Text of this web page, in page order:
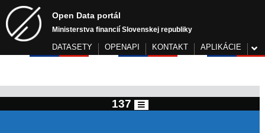
Open Data portál
Ministerstva financií Slovenskej republiky
DATASETY OPENAPI KONTAKT APLIKÁCIE
137